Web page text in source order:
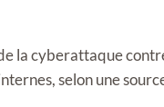
la cyberattaque
selon une